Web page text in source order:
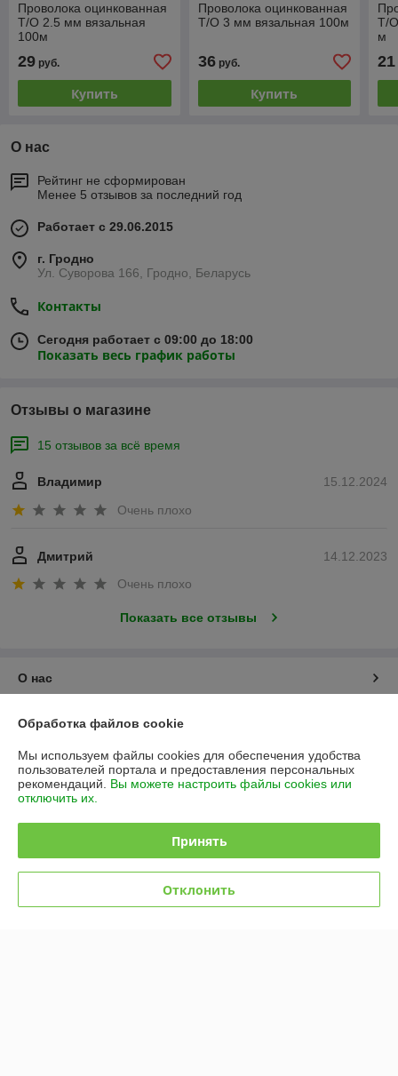
Проволока оцинкованная
Т/О 2.5 мм вязальная
100м
29 руб.
Купить
Проволока оцинкованная
Т/О 3 мм вязальная 100м
36руб.
Купить
Т/
м
21
О нас
Рейтинг не сформирован
Менее 5 отзывов за последний год
Работает с 29.06.2015
г. Гродно
Ул. Суворова 166, Гродно, Беларусь
Контакты
Сегодня работает с 09:00 до 18:00
Показать весь график работы
Отзывы о магазине
15 отзывов за всё время
15.12.2024
Владимир
Очень плохо
14.12.2023
Дмитрий
Очень плохо
Показать все отзывы
О нас
Контакты
Доставка и оплата
График работы
Политика обработки cookies
Обработка файлов cookie
Мы используем файлы cookies для обеспечения удобства
пользователей портала и предоставления персональных
рекомендаций. Вы можете настроить файлы cookies или
отключить их.
Принять
Отклонить